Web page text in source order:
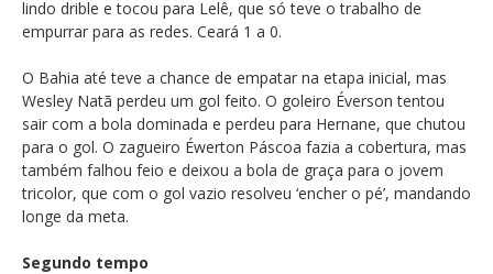
lindo drible e tocou para Lelê, que só teve o trabalho de
empurrar para as redes. Ceará 1 a 0.
O Bahia até teve a chance de empatar na etapa inicial, mas
Wesley Natã perdeu um gol feito. O goleiro Éverson tentou
sair com a bola dominada e perdeu para Hernane, que chutou
para o gol. O zagueiro Éwerton Páscoa fazia a cobertura, mas
também falhou feio e deixou a bola de graça para o jovem
tricolor, que com o gol vazio resolveu ‘encher o pé’, mandando
longe da meta.
Segundo tempo